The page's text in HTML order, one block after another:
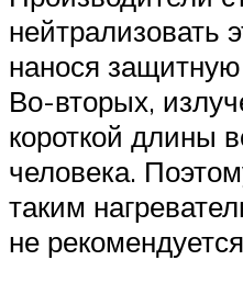
нейтрализовать
нанося
Во-вторых,
короткой длины
человека.
таким
не